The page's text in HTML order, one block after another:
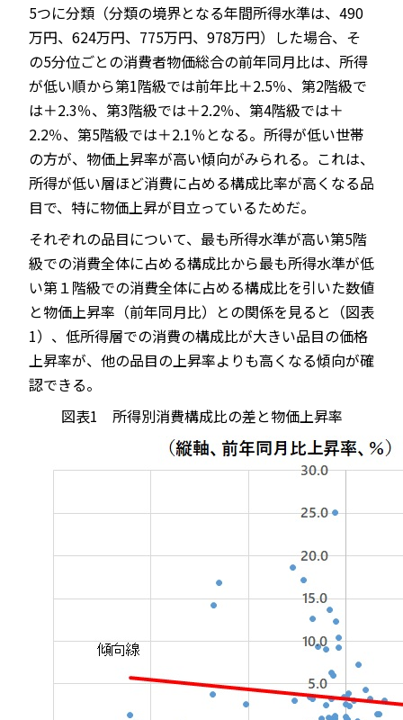
5つに分類（分類の境界となる年間所得水準は、490
万円、624万円、775万円、978万円）した場合、そ
の5分位ごとの消費者物価総合の前年同月比は、所得
が低い順から第1階級では前年比＋2.5％、第2階級で
は＋2.3％、第3階級では＋2.2％、第4階級では＋
2.2％、第5階級では＋2.1％となる。所得が低い世帯
の方が、物価上昇率が高い傾向がみられる。これは、
所得が低い層ほど消費に占める構成比率が高くなる品
目で、特に物価上昇が目立っているためだ。
それぞれの品目について、最も所得水準が高い第5階
級での消費全体に占める構成比から最も所得水準が低
い第１階級での消費全体に占める構成比を引いた数値
と物価上昇率（前年同月比）との関係を見ると（図表
1）、低所得層での消費の構成比が大きい品目の価格
上昇率が、他の品目の上昇率よりも高くなる傾向が確
認できる。
図表1 所得別消費構成比の差と物価上昇率